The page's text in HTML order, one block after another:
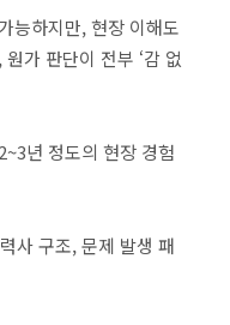
능하지만, 현장 이해도
가 판단이 전부 ‘감 없
년 정도의 현장 경험
사 구조, 문제 발생 패